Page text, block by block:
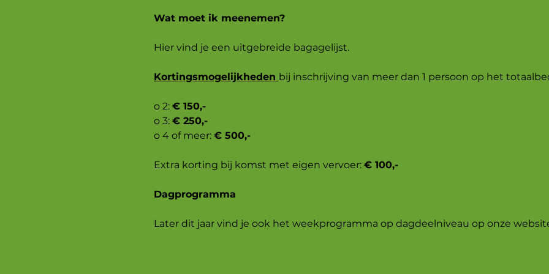
Wat moet ik meenemen?
Hier vind je een uitgebreide bagagelijst.
Kortingsmogelijkheden bij inschrijving van meer dan 1 persoon op het
o 2: € 150,-
o 3: € 250,-
o 4 of meer: € 500,-
Extra korting bij komst met eigen vervoer: € 100,-
Dagprogramma
Later dit jaar vind je ook het weekprogramma op dagdeelniveau op onze